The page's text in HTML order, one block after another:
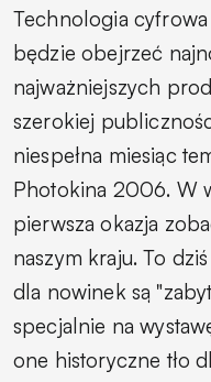
Technologia
będzie obejrzeć
najważniejszych
szerokiej
niespełna miesiąc
Photokina 2006. W
pierwsza okazja
naszym kraju. To
dla nowinek są
specjalnie na
one historyczne tło